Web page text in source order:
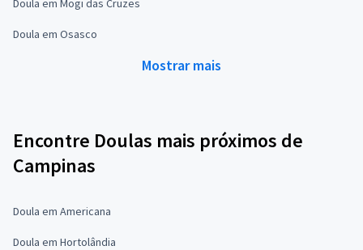
Doula em Mogi das Cruzes
Doula em Osasco
Mostrar mais
Encontre Doulas mais próximos de
Campinas
Doula em Americana
Doula em Hortolândia